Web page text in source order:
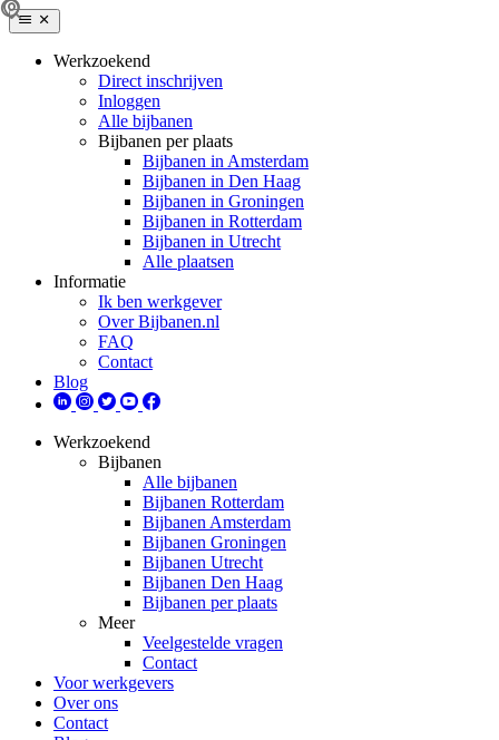
Werkzoekend
Direct inschrijven
Inloggen
Alle bijbanen
Bijbanen per plaats
Bijbanen in Amsterdam
Bijbanen in Den Haag
Bijbanen in Groningen
Bijbanen in Rotterdam
Bijbanen in Utrecht
Alle plaatsen
Informatie
Ik ben werkgever
Over Bijbanen.nl
FAQ
Contact
Blog
Werkzoekend
Bijbanen
Alle bijbanen
Bijbanen Rotterdam
Bijbanen Amsterdam
Bijbanen Groningen
Bijbanen Utrecht
Bijbanen Den Haag
Bijbanen per plaats
Meer
Veelgestelde vragen
Contact
Voor werkgevers
Over ons
Contact